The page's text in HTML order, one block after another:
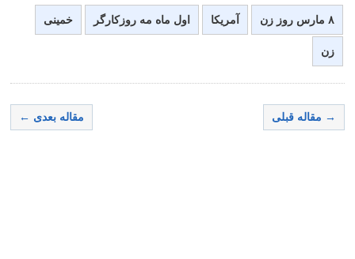
۸ مارس روز زن آمریکا اول ماه مه روزکارگر خمینی
زن
→ مقاله قبلی مقاله بعدی ←